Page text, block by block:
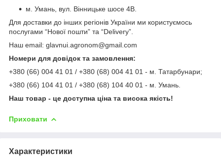
м. Умань, вул. Вінницьке шосе 4В.
Для доставки до інших регіонів України ми користуємось
послугами “Нової пошти” та “Delivery”.
Наш email: glavnui.agronom@gmail.com
Номери для довідок та замовлення:
+380 (66) 004 41 01 / +380 (68) 004 41 01 - м. Татарбунари;
+380 (66) 104 41 01 / +380 (68) 104 40 01 - м. Умань.
Наш товар - це доступна ціна та висока якість!
Приховати
Характеристики